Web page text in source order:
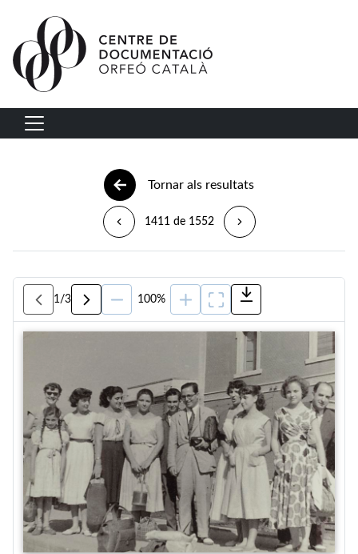
Vés al contingut
Navegació principal
Tornar als resultats
1411 de 1552
1 /3 100%